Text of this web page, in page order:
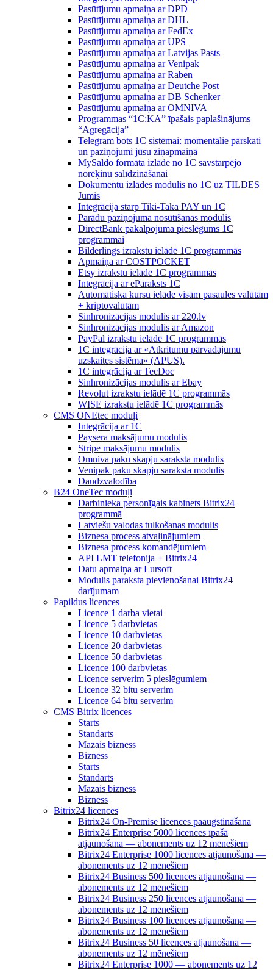
Pasūtījumu apmaiņa ar DPD
Pasūtījumu apmaiņa ar DHL
Pasūtījumu apmaiņa ar FedEx
Pasūtījumu apmaiņa ar UPS
Pasūtījumu apmaiņa ar Latvijas Pasts
Pasūtījumu apmaiņa ar Venipak
Pasūtījumu apmaiņa ar Raben
Pasūtījumu apmaiņa ar Deutche Post
Pasūtījumu apmaiņa ar DB Schenker
Pasūtījumu apmaiņa ar OMNIVA
Programmas “1C:KA” īpašais paplašinājums
“Agregācija”
Telegram bots 1C sistēmai: momentālie pārskati
un paziņojumi jūsu ziņapmaiņā
MySaldo formāta izlāde no 1C savstarpējo
norēķinu salīdzināšanai
Dokumentu izlādes modulis no 1C uz TILDES
Jumis
Integrācija starp Tiki-Taka PAY un 1C
Parādu paziņojuma nosūtīšanas modulis
DirectBank pakalpojuma pieslēgums 1C
programmai
Bilderlings izrakstu ielādē 1C programmās
Apmaiņa ar COSTPOCKET
Etsy izrakstu ielādē 1C programmās
Integrācija ar eParaksts 1C
Automātiska kursu ielāde visām pasaules valūtām
+ kriptovalūtām
Sinhronizācijas modulis ar 220.lv
Sinhronizācijas modulis ar Amazon
PayPal izrakstu ielādē 1C programmās
1C integrācija ar «Atkritumu pārvadājumu
uzskaites sistēma» (APUS).
1C integrācija ar TecDoc
Sinhronizācijas modulis ar Ebay
Revolut izrakstu ielādē 1C programmās
WISE izrakstu ielādē 1C programmās
CMS ONEtec moduļi
Integrācija ar 1C
Paysera maksājumu modulis
Stripe maksājumu modulis
Omniva paku skapju saraksta modulis
Venipak paku skapju saraksta modulis
Daudzvalodība
B24 OneTec moduļi
Darbinieka personīgais kabinets Bitrix24
programmā
Latviešu valodas tulkošanas modulis
Biznesa process atvaļinājumiem
Biznesa process komandējumiem
API LMT telefonija + Bitrix24
Datu apmaiņa ar Lursoft
Modulis paraksta pievienošanai Bitrix24
darījumam
Papildus licences
Licence 1 darba vietai
Licence 5 darbvietas
Licence 10 darbvietas
Licence 20 darbvietas
Licence 50 darbvietas
Licence 100 darbvietas
Licence serverim 5 pieslēgumiem
Licence 32 bitu serverim
Licence 64 bitu serverim
CMS Bitrix licences
Starts
Standarts
Mazais bizness
Bizness
Starts
Standarts
Mazais bizness
Bizness
Bitrix24 licences
Bitrix24 On-Premise licences paaugstināšana
Bitrix24 Enterprise 5000 licences īpašā
atjaunošana — abonements uz 12 mēnešiem
Bitrix24 Enterprise 1000 licences atjaunošana —
abonements uz 12 mēnešiem
Bitrix24 Business 500 licences atjaunošana —
abonements uz 12 mēnešiem
Bitrix24 Business 250 licences atjaunošana —
abonements uz 12 mēnešiem
Bitrix24 Business 100 licences atjaunošana —
abonements uz 12 mēnešiem
Bitrix24 Business 50 licences atjaunošana —
abonements uz 12 mēnešiem
Bitrix24 Enterprise 1000 — abonements uz 12